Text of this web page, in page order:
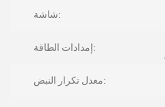
شاشة:
إمدادات الطاقة:
معدل تكرار النبض: